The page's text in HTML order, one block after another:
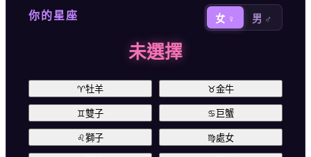
你的星座 女 ♀ 男 ♂
未選擇
♈牡羊 ♉金牛
♊雙子 ♋ 巨蟹
♌獅子 ♍處女